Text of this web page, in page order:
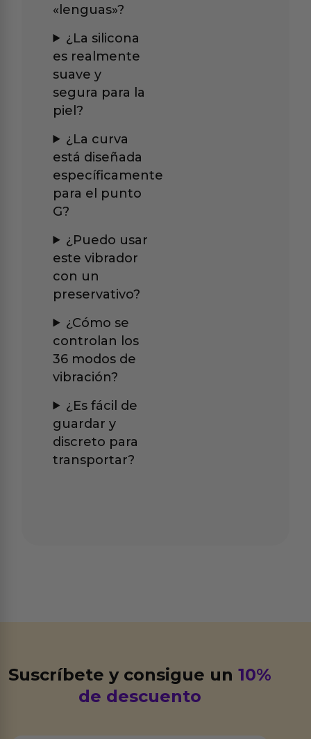
«lenguas»?
¿La silicona
es realmente
suave y
segura para la
piel?
¿La curva
está diseñada
específicamente
para el punto
G?
¿Puedo usar
este vibrador
con un
preservativo?
¿Cómo se
controlan los
36 modos de
vibración?
¿Es fácil de
guardar y
discreto para
transportar?
Suscríbete y consigue un10%
de descuento